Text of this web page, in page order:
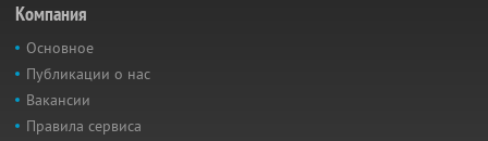
Компания
Основное
Публикации о нас
Вакансии
Правила сервиса